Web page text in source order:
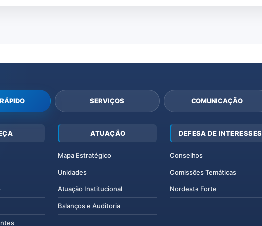
SERVIÇOS COMUNICAÇÃO
ATUAÇÃO
Mapa Estratégico
Unidades
Atuação Institucional
Balanços e Auditoria
DEFESA DE INTERESSES
Conselhos
Comissões Temáticas
Nordeste Forte